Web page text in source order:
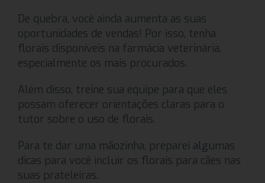
De quebra, você ainda aumenta as suas
oportunidades de vendas! Por isso, tenha
florais disponíveis na farmácia veterinária,
especialmente os mais procurados.
Além disso, treine sua equipe para que eles
possam oferecer orientações claras para o
tutor sobre o uso de florais.
Para te dar uma mãozinha, preparei algumas
dicas para você incluir os florais para cães nas
suas prateleiras.